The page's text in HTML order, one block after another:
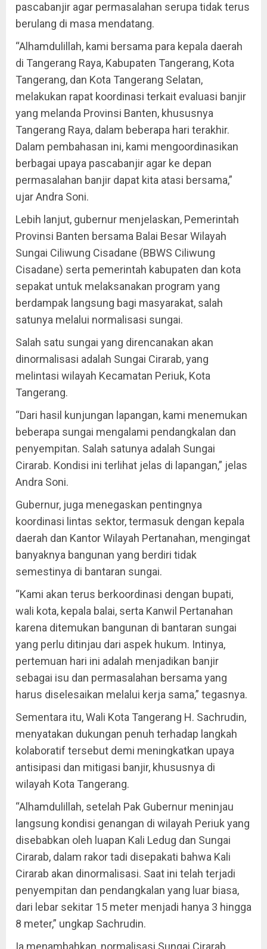
pascabanjir agar permasalahan serupa tidak terus
berulang di masa mendatang.
“Alhamdulillah, kami bersama para kepala daerah
di Tangerang Raya, Kabupaten Tangerang, Kota
Tangerang, dan Kota Tangerang Selatan,
melakukan rapat koordinasi terkait evaluasi banjir
yang melanda Provinsi Banten, khususnya
Tangerang Raya, dalam beberapa hari terakhir.
Dalam pembahasan ini, kami mengoordinasikan
berbagai upaya pascabanjir agar ke depan
permasalahan banjir dapat kita atasi bersama,”
ujar Andra Soni.
Lebih lanjut, gubernur menjelaskan, Pemerintah
Provinsi Banten bersama Balai Besar Wilayah
Sungai Ciliwung Cisadane (BBWS Ciliwung
Cisadane) serta pemerintah kabupaten dan kota
sepakat untuk melaksanakan program yang
berdampak langsung bagi masyarakat, salah
satunya melalui normalisasi sungai.
Salah satu sungai yang direncanakan akan
dinormalisasi adalah Sungai Cirarab, yang
melintasi wilayah Kecamatan Periuk, Kota
Tangerang.
“Dari hasil kunjungan lapangan, kami menemukan
beberapa sungai mengalami pendangkalan dan
penyempitan. Salah satunya adalah Sungai
Cirarab. Kondisi ini terlihat jelas di lapangan,” jelas
Andra Soni.
Gubernur, juga menegaskan pentingnya
koordinasi lintas sektor, termasuk dengan kepala
daerah dan Kantor Wilayah Pertanahan, mengingat
banyaknya bangunan yang berdiri tidak
semestinya di bantaran sungai.
“Kami akan terus berkoordinasi dengan bupati,
wali kota, kepala balai, serta Kanwil Pertanahan
karena ditemukan bangunan di bantaran sungai
yang perlu ditinjau dari aspek hukum. Intinya,
pertemuan hari ini adalah menjadikan banjir
sebagai isu dan permasalahan bersama yang
harus diselesaikan melalui kerja sama,” tegasnya.
Sementara itu, Wali Kota Tangerang H. Sachrudin,
menyatakan dukungan penuh terhadap langkah
kolaboratif tersebut demi meningkatkan upaya
antisipasi dan mitigasi banjir, khususnya di
wilayah Kota Tangerang.
“Alhamdulillah, setelah Pak Gubernur meninjau
langsung kondisi genangan di wilayah Periuk yang
disebabkan oleh luapan Kali Ledug dan Sungai
Cirarab, dalam rakor tadi disepakati bahwa Kali
Cirarab akan dinormalisasi. Saat ini telah terjadi
penyempitan dan pendangkalan yang luar biasa,
dari lebar sekitar 15 meter menjadi hanya 3 hingga
8 meter,” ungkap Sachrudin.
Ia menambahkan, normalisasi Sungai Cirarab